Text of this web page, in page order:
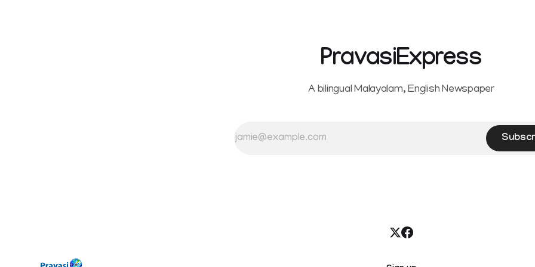
PravasiExpress
A bilingual Malayalam, English Newspaper